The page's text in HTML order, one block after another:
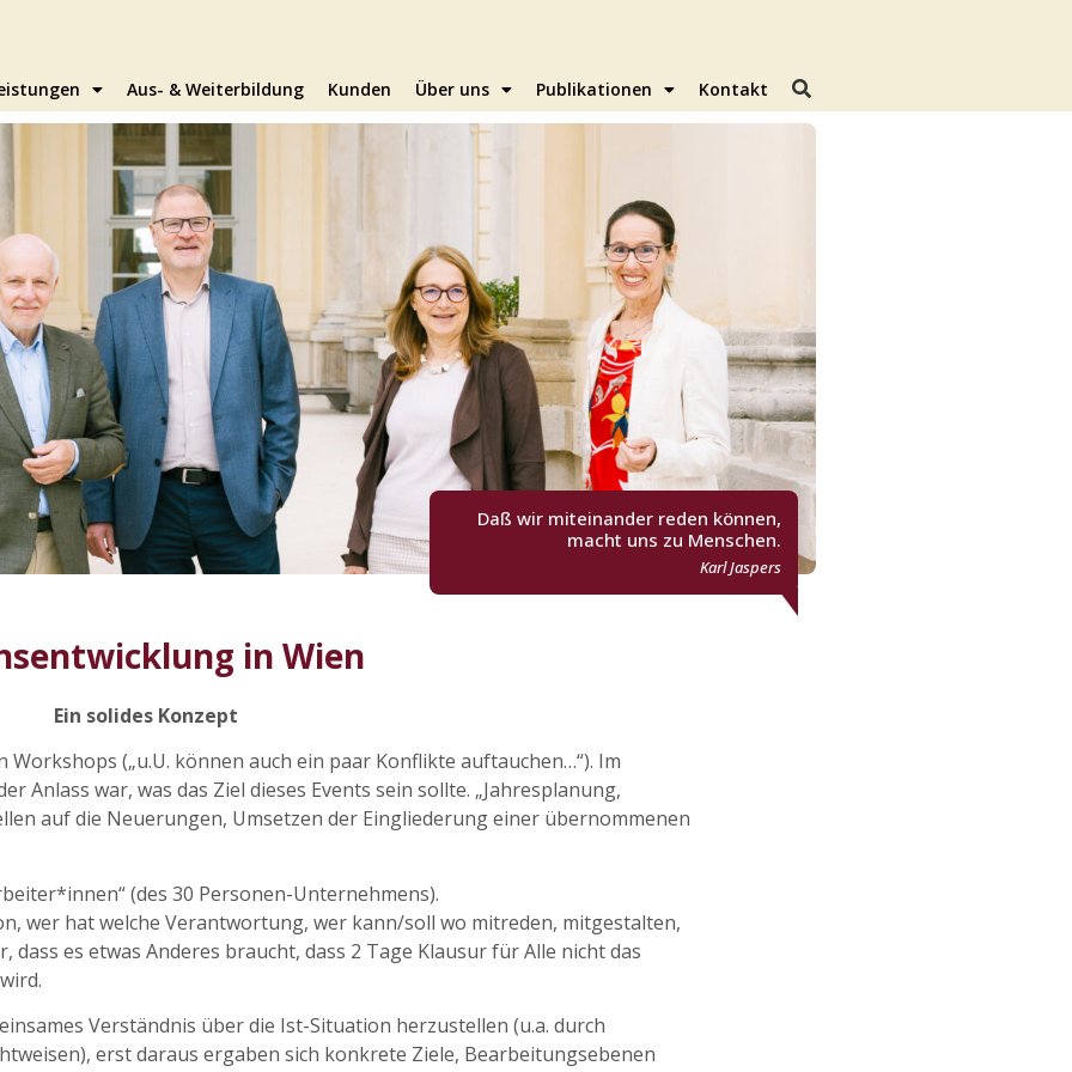
Aus- & Weiterbildung Kunden Über uns Publikationen Kontakt
Daß wir miteinander reden können,
macht uns zu Menschen.
Karl Jaspers
in Wien
Ein solides Konzept
(„u.U. können auch ein paar Konflikte auftauchen…“). Im
Anlass war, was das Ziel dieses Events sein sollte. „Jahresplanung,
auf die Neuerungen, Umsetzen der Eingliederung einer übernommenen
(des 30 Personen-Unternehmens).
wer hat welche Verantwortung, wer kann/soll wo mitreden, mitgestalten,
dass es etwas Anderes braucht, dass 2 Tage Klausur für Alle nicht das
Verständnis über die Ist-Situation herzustellen (u.a. durch
erst daraus ergaben sich konkrete Ziele, Bearbeitungsebenen